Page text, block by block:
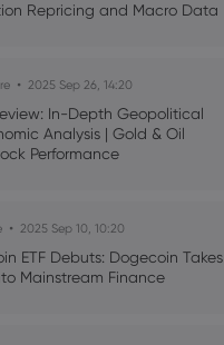
Repricing and Macro Data
2025 Sep 26, 14:20
In-Depth Geopolitical
Analysis | Gold & Oil
Performance
2025 Sep 10, 10:20
ETF Debuts: Dogecoin Takes
Mainstream Finance